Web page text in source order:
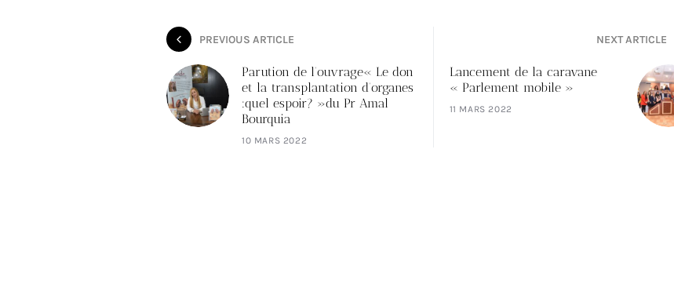
PREVIOUS ARTICLE
Parution de l’ouvrage« Le don
et la transplantation d’organes
:quel espoir? »du Pr Amal
Bourquia
10 MARS 2022
NEXT ARTICLE
Lancement de la caravane
« Parlement mobile »
11 MARS 2022